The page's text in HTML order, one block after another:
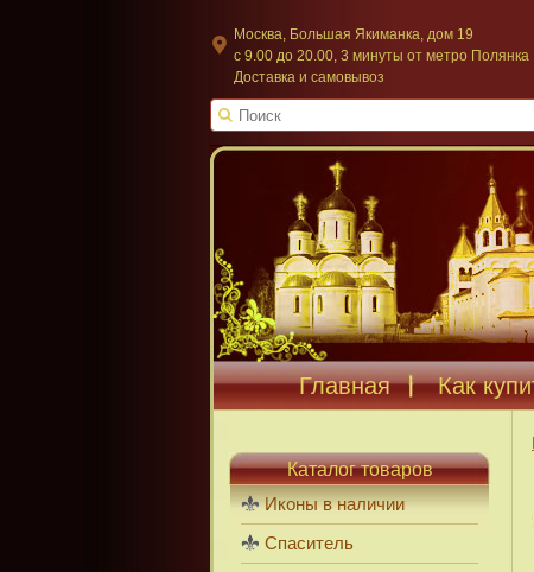
Москва, Большая Якиманка, дом 19
c 9.00 до 20.00, 3 минуты от метро Полянка
Доставка и самовывоз
Главная Как
Каталог товаров
Иконы в наличии
Спаситель